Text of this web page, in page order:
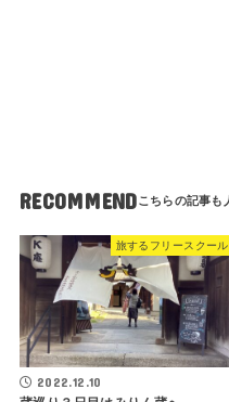
RECOMMEND
旅するフリースクール
2022.12.10